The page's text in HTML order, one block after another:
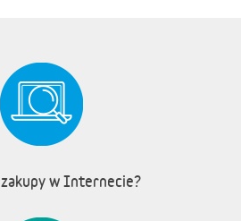
zakupy w Internecie?